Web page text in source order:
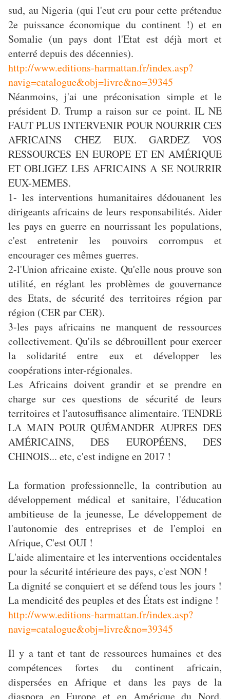
sud, au Nigeria (qui l'eut cru pour cette prétendue
2e puissance économique du continent !) et en
Somalie (un pays dont l'Etat est déjà mort et
enterré depuis des décennies).
http://www.editions-harmattan.fr/index.asp?
navig=catalogue&obj=livre&no=39345
Néanmoins, j'ai une préconisation simple et le
président D. Trump a raison sur ce point. IL NE
FAUT PLUS INTERVENIR POUR NOURRIR CES
AFRICAINS CHEZ EUX. GARDEZ VOS
RESSOURCES EN EUROPE ET EN AMÉRIQUE
ET OBLIGEZ LES AFRICAINS A SE NOURRIR
EUX-MEMES.
1- les interventions humanitaires dédouanent les
dirigeants africains de leurs responsabilités. Aider
les pays en guerre en nourrissant les populations,
c'est entretenir les pouvoirs corrompus et
encourager ces mêmes guerres.
2-l'Union africaine existe. Qu'elle nous prouve son
utilité, en réglant les problèmes de gouvernance
des Etats, de sécurité des territoires région par
région (CER par CER).
3-les pays africains ne manquent de ressources
collectivement. Qu'ils se débrouillent pour exercer
la solidarité entre eux et développer les
coopérations inter-régionales.
Les Africains doivent grandir et se prendre en
charge sur ces questions de sécurité de leurs
territoires et l'autosuffisance alimentaire. TENDRE
LA MAIN POUR QUÉMANDER AUPRES DES
AMÉRICAINS, DES EUROPÉENS, DES
CHINOIS... etc, c'est indigne en 2017 !
La formation professionnelle, la contribution au
développement médical et sanitaire, l'éducation
ambitieuse de la jeunesse, Le développement de
l'autonomie des entreprises et de l'emploi en
Afrique, C'est OUI !
L'aide alimentaire et les interventions occidentales
pour la sécurité intérieure des pays, c'est NON !
La dignité se conquiert et se défend tous les jours !
La mendicité des peuples et des États est indigne !
http://www.editions-harmattan.fr/index.asp?
navig=catalogue&obj=livre&no=39345
Il y a tant et tant de ressources humaines et des
compétences fortes du continent africain,
dispersées en Afrique et dans les pays de la